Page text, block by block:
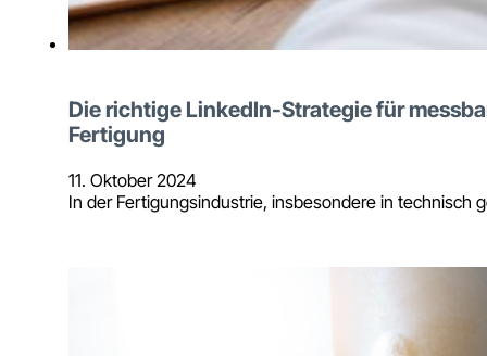
Die richtige LinkedIn-Strategie für
Fertigung
11. Oktober 2024
In der Fertigungsindustrie, insbesondere in technisch